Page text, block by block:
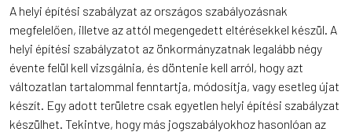
A helyi építési szabályzat az országos szabályozásnak
megfelelően, illetve az attól megengedett eltérésekkel készül. A
helyi építési szabályzatot az önkormányzatnak legalább négy
évente felül kell vizsgálnia, és döntenie kell arról, hogy azt
változatlan tartalommal fenntartja, módosítja, vagy esetleg újat
készít. Egy adott területre csak egyetlen helyi építési szabályzat
készülhet. Tekintve, hogy más jogszabályokhoz hasonlóan az